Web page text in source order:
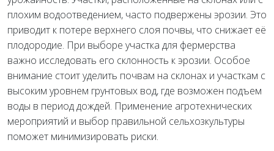
плохим водоотведением, часто подвержены эрозии. Это
приводит к потере верхнего слоя почвы, что снижает её
плодородие. При выборе участка для фермерства
важно исследовать его склонность к эрозии. Особое
внимание стоит уделить почвам на склонах и участкам с
высоким уровнем грунтовых вод, где возможен подъем
воды в период дождей. Применение агротехнических
мероприятий и выбор правильной сельхозкультуры
поможет минимизировать риски.